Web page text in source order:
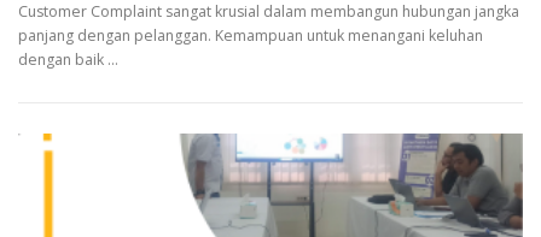
Customer Complaint sangat krusial dalam membangun hubungan jangka
panjang dengan pelanggan. Kemampuan untuk menangani keluhan
dengan baik …